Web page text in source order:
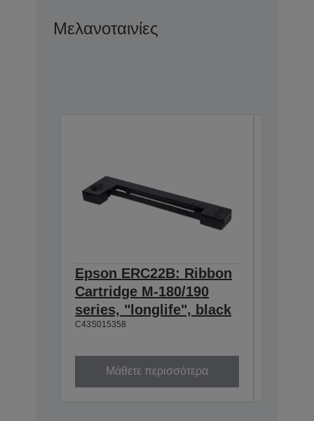
Μελανοταινίες
Epson ERC22B: Ribbon
Cartridge M-180/190
series, "longlife", black
C43S015358
Μάθετε περισσότερα